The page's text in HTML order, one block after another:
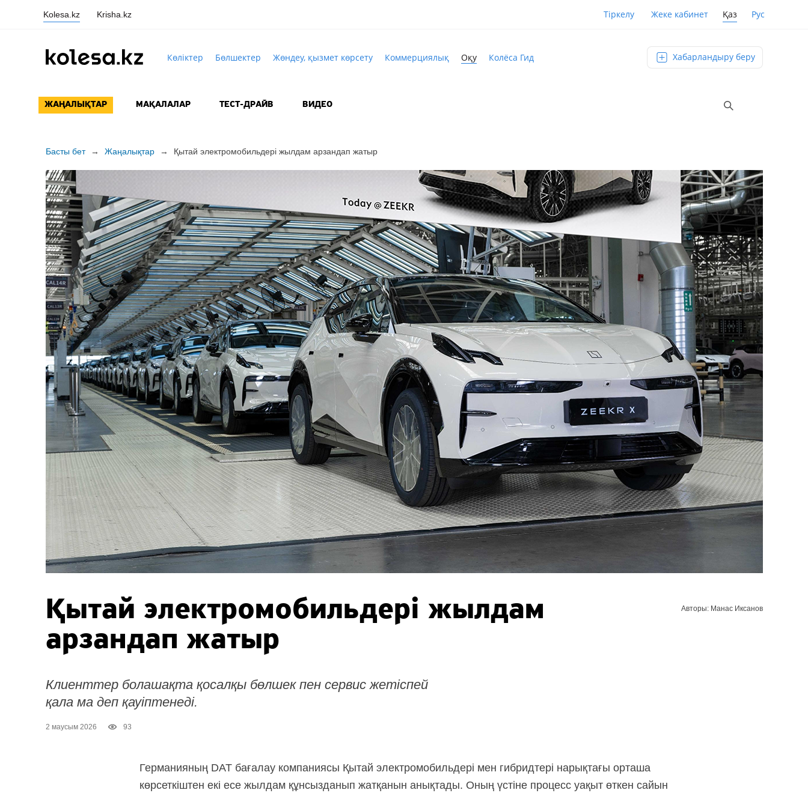
Kolesa.kz Krisha.kz Тіркелу Жеке кабинет Қаз Рус
Көліктер Бөлшектер Жөндеу, қызмет көрсету Коммерциялық Оқу Колёса Гид Хабарландыру беру
ЖАҢАЛЫҚТАР МАҚАЛАЛАР ТЕСТ-ДРАЙВ ВИДЕО
Басты бет → Жаңалықтар → Қытай электромобильдері жылдам арзандап жатыр
Қытай электромобильдері жылдам
арзандап жатыр
Клиенттер болашақта қосалқы бөлшек пен сервис жетіспей
қала ма деп қауіптенеді.
2 маусым 2026 93
Авторы: Манас Иксанов
Германияның DAT бағалау компаниясы Қытай электромобильдері мен гибридтері нарықтағы орташа
көрсеткіштен екі есе жылдам құнсызданып жатқанын анықтады. Оның үстіне процесс уақыт өткен сайын